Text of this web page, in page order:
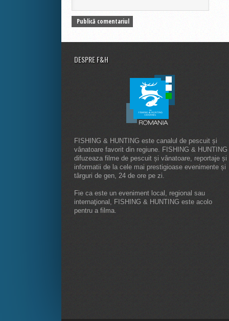
DESPRE F&H
FISHING & HUNTING este canalul de pescuit și
vânatoare favorit din regiune. FISHING & HUNTING
difuzeaza filme de pescuit și vânatoare, reportaje și
informatii de la cele mai prestigioase evenimente și
târguri de gen, 24 de ore pe zi.
Fie ca este un eveniment local, regional sau
internaţional, FISHING & HUNTING este acolo
pentru a filma.